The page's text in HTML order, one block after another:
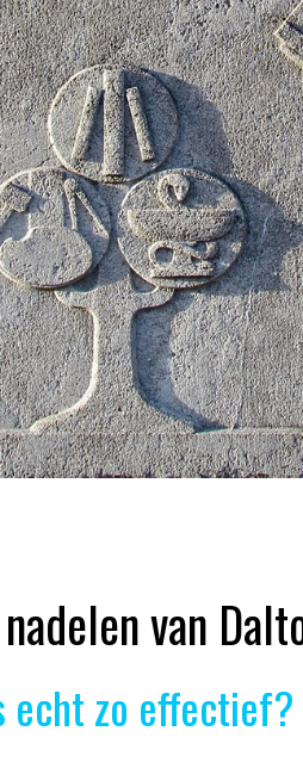
van
echt zo effectief?